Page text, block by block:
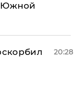
Южной
20:28